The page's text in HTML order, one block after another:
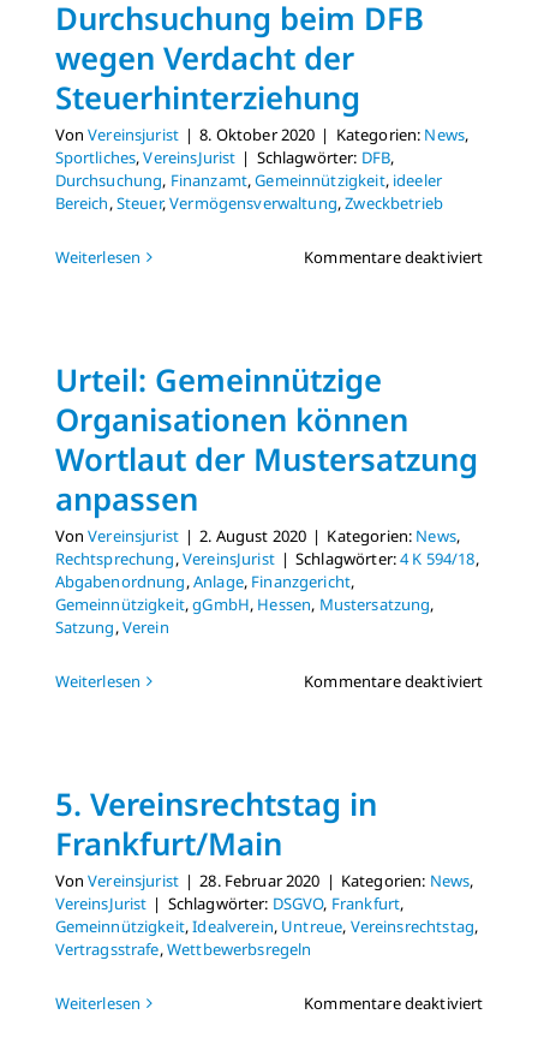
Durchsuchung beim DFB
wegen Verdacht der
Steuerhinterziehung
VonVereinsjurist | 8. Oktober 2020 | Kategorien: News,
Sportliches,VereinsJurist | Schlagwörter: DFB,
Durchsuchung, Finanzamt,Gemeinnützigkeit, ideeler
Bereich,Steuer,Vermögensverwaltung,Zweckbetrieb
Weiterlesen Kommentare deaktiviertfür
Urteil: Gemeinnützige
Organisationen können
Wortlaut der Mustersatzung
anpassen
VonVereinsjurist | 2. August 2020 | Kategorien: News,
Rechtsprechung,VereinsJurist | Schlagwörter:4 K 594/18,
Abgabenordnung,Anlage, Finanzgericht,
Gemeinnützigkeit,gGmbH, Hessen, Mustersatzung,
Satzung,Verein
Weiterlesen Kommentare deaktiviertfür
5. Vereinsrechtstag in
Frankfurt/Main
VonVereinsjurist | 28. Februar 2020 | Kategorien: News,
VereinsJurist | Schlagwörter: DSGVO, Frankfurt,
Gemeinnützigkeit,Idealverein, Untreue, Vereinsrechtstag,
Vertragsstrafe,Wettbewerbsregeln
Weiterlesen Kommentare deaktiviertfür